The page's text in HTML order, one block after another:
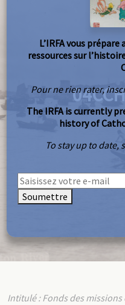
Intitulé : Fonds des
L’IRFA vous
ressources sur
Pour ne rien rater,
The IRFA is currently
history of
To stay up to
Soumettre